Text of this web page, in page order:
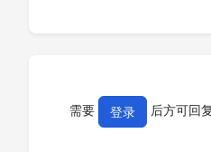
需要 登录 后方可回